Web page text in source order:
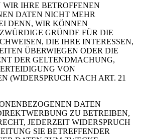
IHRE BETROFFENEN
DATEN NICHT MEHR
DENN, WIR KÖNNEN
GRÜNDE FÜR DIE
DIE IHRE INTERESSEN,
ÜBERWIEGEN ODER DIE
DER GELTENDMACHUNG,
VON
(WIDERSPRUCH NACH ART. 21
DATEN
ZU BETREIBEN,
JEDERZEIT WIDERSPRUCH
SIE BETREFFENDER